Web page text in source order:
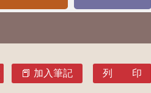
加入筆記 列 印